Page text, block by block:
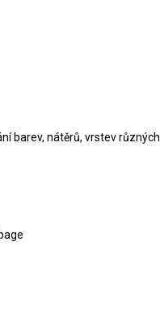
barev, nátěrů, vrstev